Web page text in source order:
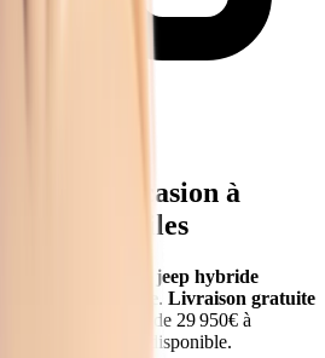
et d'occasion à
Automobiles
jeep hybride
. Livraison gratuite
Prix de 29 950€ à
et financement disponible.